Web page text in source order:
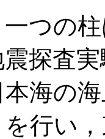
つの
探査
本海の
を行い